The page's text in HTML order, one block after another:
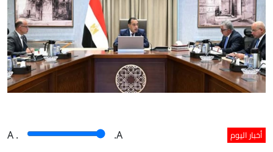
أخبار اليوم A . .A